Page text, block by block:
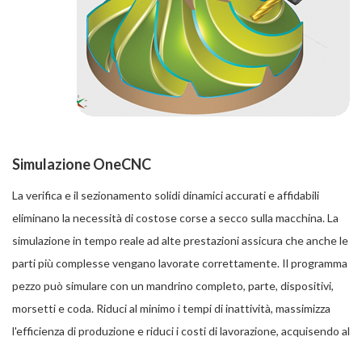
Simulazione OneCNC
La verifica e il sezionamento solidi dinamici accurati e affidabili
eliminano la necessità di costose corse a secco sulla macchina. La
simulazione in tempo reale ad alte prestazioni assicura che anche le
parti più complesse vengano lavorate correttamente. Il programma
pezzo può simulare con un mandrino completo, parte, dispositivi,
morsetti e coda. Riduci al minimo i tempi di inattività, massimizza
l'efficienza di produzione e riduci i costi di lavorazione, acquisendo al